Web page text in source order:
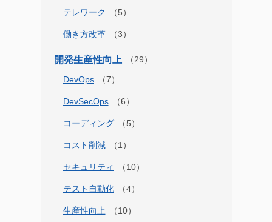
テレワーク
働き方改革
開発生産性向上
DevOps
DevSecOps
コーディング
コスト削減
セキュリティ
テスト自動化
生産性向上